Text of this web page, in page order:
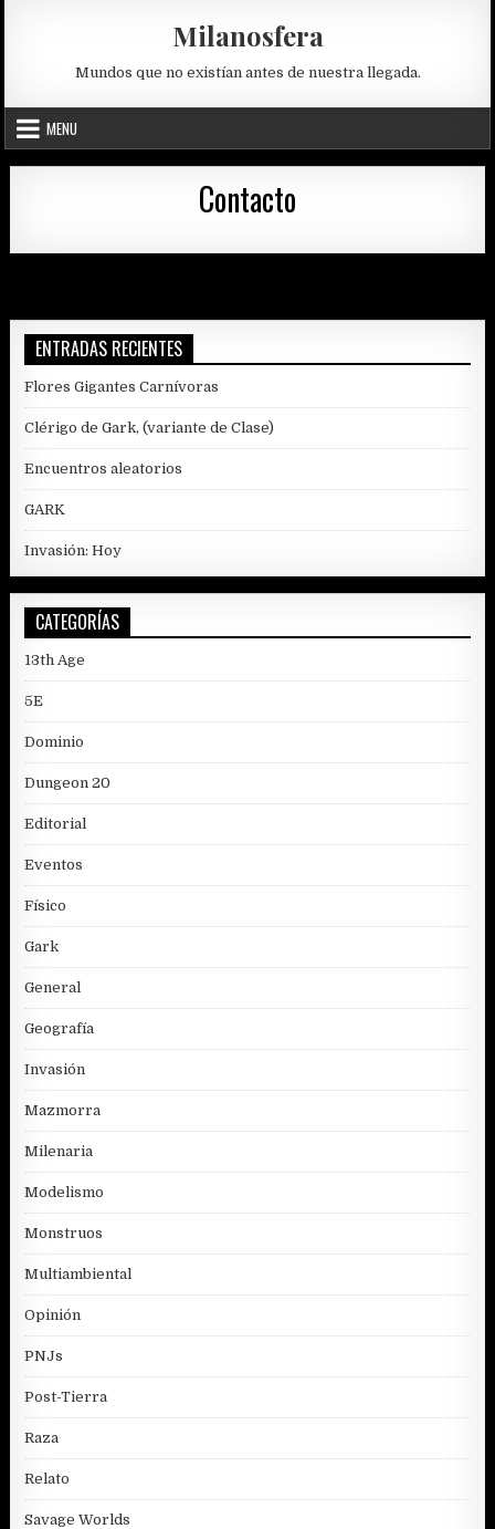
Milanosfera
Mundos que no existían antes de nuestra llegada.
MENU
Contacto
ENTRADAS RECIENTES
Flores Gigantes Carnívoras
Clérigo de Gark, (variante de Clase)
Encuentros aleatorios
GARK
Invasión: Hoy
CATEGORÍAS
13th Age
5E
Dominio
Dungeon 20
Editorial
Eventos
Físico
Gark
General
Geografía
Invasión
Mazmorra
Milenaria
Modelismo
Monstruos
Multiambiental
Opinión
PNJs
Post-Tierra
Raza
Relato
Savage Worlds